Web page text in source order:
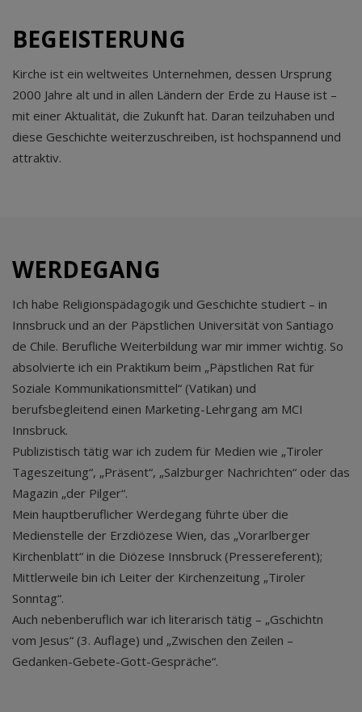
BEGEISTERUNG
Kirche ist ein weltweites Unternehmen, dessen Ursprung
2000 Jahre alt und in allen Ländern der Erde zu Hause ist –
mit einer Aktualität, die Zukunft hat. Daran teilzuhaben und
diese Geschichte weiterzuschreiben, ist hochspannend und
attraktiv.
WERDEGANG
Ich habe Religionspädagogik und Geschichte studiert – in
Innsbruck und an der Päpstlichen Universität von Santiago
de Chile. Berufliche Weiterbildung war mir immer wichtig. So
absolvierte ich ein Praktikum beim „Päpstlichen Rat für
Soziale Kommunikationsmittel“ (Vatikan) und
berufsbegleitend einen Marketing-Lehrgang am MCI
Innsbruck.
Publizistisch tätig war ich zudem für Medien wie „Tiroler
Tageszeitung“, „Präsent“, „Salzburger Nachrichten“ oder das
Magazin „der Pilger“.
Mein hauptberuflicher Werdegang führte über die
Medienstelle der Erzdiözese Wien, das „Vorarlberger
Kirchenblatt“ in die Diözese Innsbruck (Pressereferent);
Mittlerweile bin ich Leiter der Kirchenzeitung „Tiroler
Sonntag“.
Auch nebenberuflich war ich literarisch tätig – „Gschichtn
vom Jesus“ (3. Auflage) und „Zwischen den Zeilen –
Gedanken-Gebete-Gott-Gespräche“.